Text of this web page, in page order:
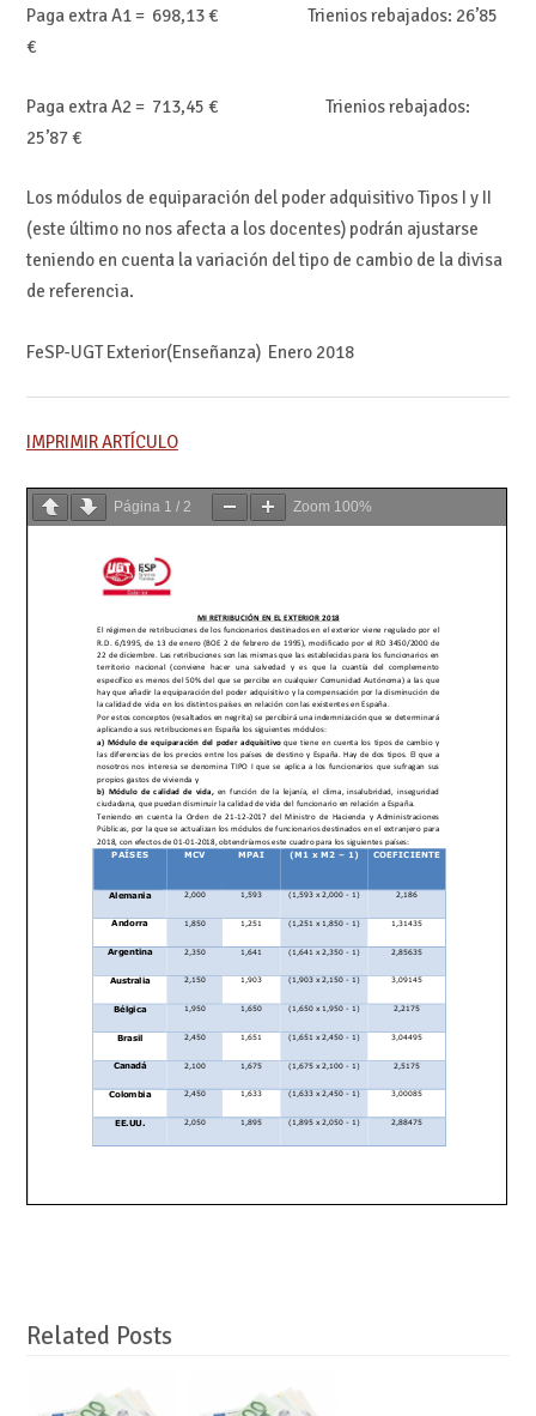
Paga extra A1 = 698,13 € Trienios rebajados: 26’85
€
Paga extra A2 = 713,45 € Trienios rebajados:
25’87 €
Los módulos de equiparación del poder adquisitivo Tipos I y II
(este último no nos afecta a los docentes) podrán ajustarse
teniendo en cuenta la variación del tipo de cambio de la divisa
de referencia.
FeSP-UGT Exterior(Enseñanza) Enero 2018
IMPRIMIR ARTÍCULO
Página 1 / 2 Zoom 100%
Related Posts